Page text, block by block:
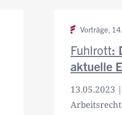
Vorträge,
Fuhlrott:
aktuelle
13.05.2023